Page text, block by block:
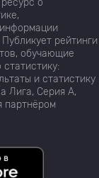
рейтинги
обучающие
и статистику
Лига, Серия А,
партнёром